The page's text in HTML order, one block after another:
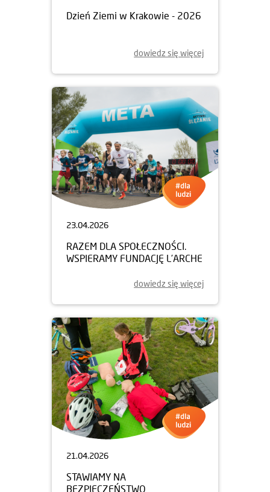
Dzień Ziemi w Krakowie - 2026
dowiedz się więcej
23.04.2026
RAZEM DLA SPOŁECZNOŚCI.
WSPIERAMY FUNDACJĘ L’ARCHE
dowiedz się więcej
21.04.2026
STAWIAMY NA
BEZPIECZEŃSTWO